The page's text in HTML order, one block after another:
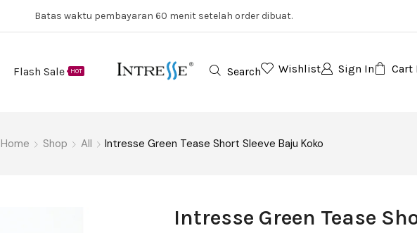
Batas waktu pembayaran 60 menit setelah order dibuat.
Flash Sale HOT Search Wishlist Sign In Cart
Home Shop All Intresse Green Tease Short Sleeve Baju Koko
Intresse Green Tease